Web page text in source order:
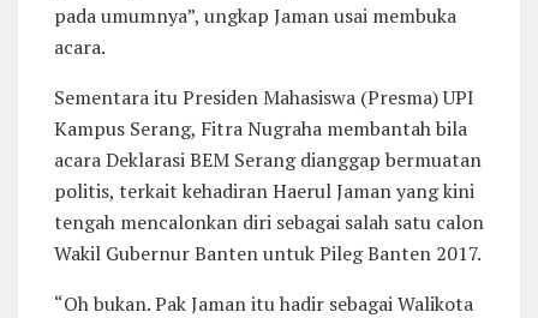
pada umumnya”, ungkap Jaman usai membuka
acara.
Sementara itu Presiden Mahasiswa (Presma) UPI
Kampus Serang, Fitra Nugraha membantah bila
acara Deklarasi BEM Serang dianggap bermuatan
politis, terkait kehadiran Haerul Jaman yang kini
tengah mencalonkan diri sebagai salah satu calon
Wakil Gubernur Banten untuk Pileg Banten 2017.
“Oh bukan. Pak Jaman itu hadir sebagai Walikota